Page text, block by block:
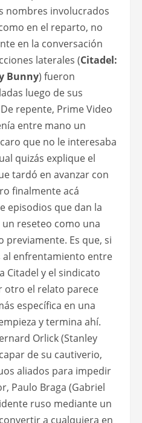
nombres involucrados
en el reparto, no
en la conversación
laterales (Citadel:
Bunny) fueron
luego de sus
repente, Prime Video
entre mano un
que no le interesaba
quizás explique el
tardó en avanzar con
finalmente acá
episodios que dan la
reseteo como una
previamente. Es que, si
al enfrentamiento entre
Citadel y el sindicato
otro el relato parece
específica en una
y termina ahí.
Orlick (Stanley
de su cautiverio,
aliados para impedir
Paulo Braga (Gabriel
ruso mediante un
a cualquiera en